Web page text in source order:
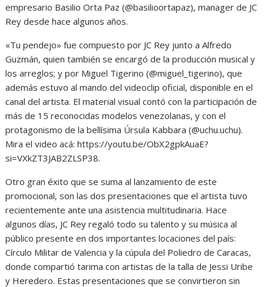
empresario Basilio Orta Paz (@basilioortapaz), manager de JC
Rey desde hace algunos años.
«Tu pendejo» fue compuesto por JC Rey junto a Alfredo
Guzmán, quien también se encargó de la producción musical y
los arreglos; y por Miguel Tigerino (@miguel_tigerino), que
además estuvo al mando del videoclip oficial, disponible en el
canal del artista. El material visual contó con la participación de
más de 15 reconocidas modelos venezolanas, y con el
protagonismo de la bellísima Úrsula Kabbara (@uchu.uchu).
Mira el video acá: https://youtu.be/ObX2gpkAuaE?
si=VXkZT3JAB2ZLSP38.
Otro gran éxito que se suma al lanzamiento de este
promocional, son las dos presentaciones que el artista tuvo
recientemente ante una asistencia multitudinaria. Hace
algunos días, JC Rey regaló todo su talento y su música al
público presente en dos importantes locaciones del país:
Círculo Militar de Valencia y la cúpula del Poliedro de Caracas,
donde compartió tarima con artistas de la talla de Jessi Uribe
y Heredero. Estas presentaciones que se convirtieron sin